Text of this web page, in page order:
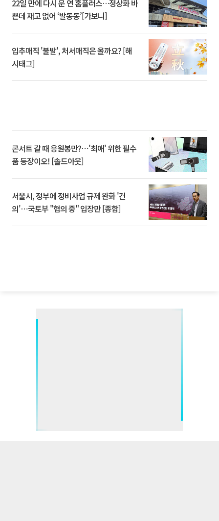
22일 만에 다시 문 연 홈플러스…정상화 바
쁜데 재고 없어 ‘발동동’[가보니]
입추매직 '불발', 처서매직은 올까요? [해
시태그]
콘서트 갈 때 응원봉만?⋯'최애' 위한 필수
품 등장이오! [솔드아웃]
서울시, 정부에 정비사업 규제 완화 '건
의'⋯국토부 "협의 중" 입장만 [종합]